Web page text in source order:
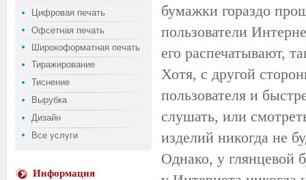
Цифровая печать
Офсетная печать
Широкоформатная печать
Тиражирование
Тиснение
Вырубка
Дизайн
Все услуги
Информация
бумажки гораздо
пользователи
его распечатывают,
Хотя, с другой
пользователя и
слушать, или
изделий никогда не
Однако, у глянцевой